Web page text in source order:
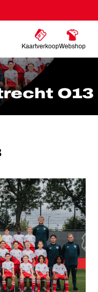
KaartverkoopWebshop
O13